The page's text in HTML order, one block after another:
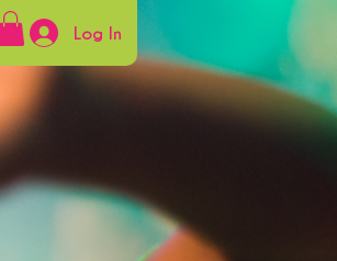
Log In